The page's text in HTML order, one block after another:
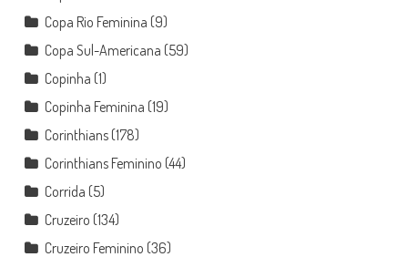
Copa Rio Feminina (9)
Copa Sul-Americana (59)
Copinha (1)
Copinha Feminina (19)
Corinthians(178)
Corinthians Feminino (44)
Corrida (5)
Cruzeiro (134)
Cruzeiro Feminino (36)